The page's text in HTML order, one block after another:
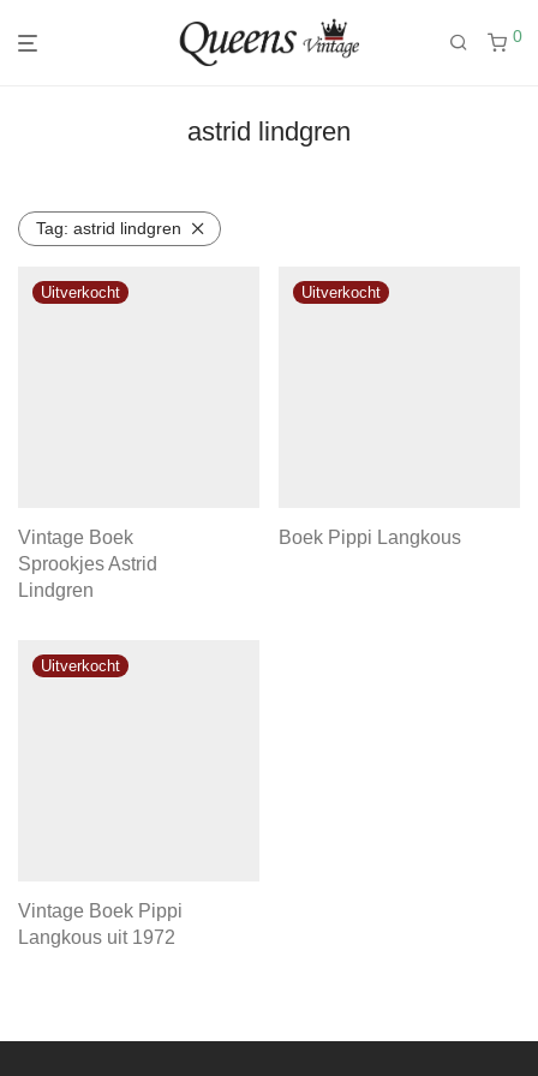
0
astrid lindgren
Tag: astrid lindgren
Vintage Boek
Sprookjes Astrid
Lindgren
Boek Pippi Langkous
Vintage Boek Pippi
Langkous uit 1972